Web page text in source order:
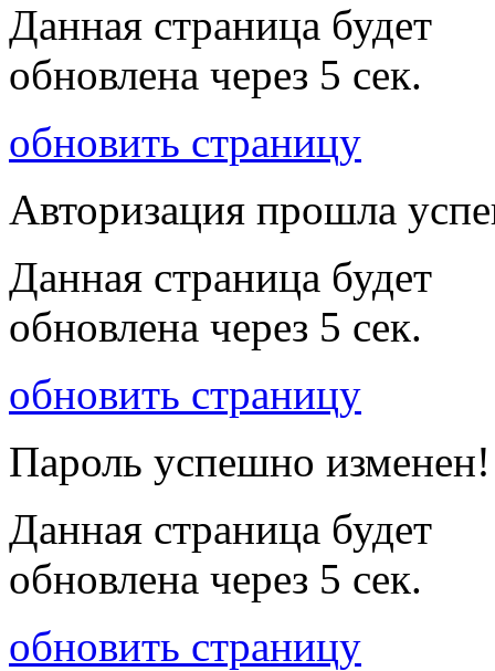
Данная страница будет
обновлена через 5 сек.
обновить страницу
Авторизация прошла
Данная страница будет
обновлена через 5 сек.
обновить страницу
Пароль успешно изменен!
Данная страница будет
обновлена через 5 сек.
обновить страницу